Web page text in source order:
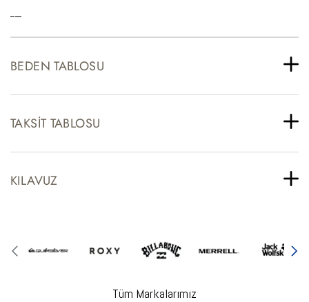
-----
BEDEN TABLOSU
TAKSIT TABLOSU
KILAVUZ
Tüm Markalarımız